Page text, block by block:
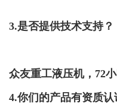
3.是否提供技术支持？
众友重工液压机，72
4.你们的产品有资质认